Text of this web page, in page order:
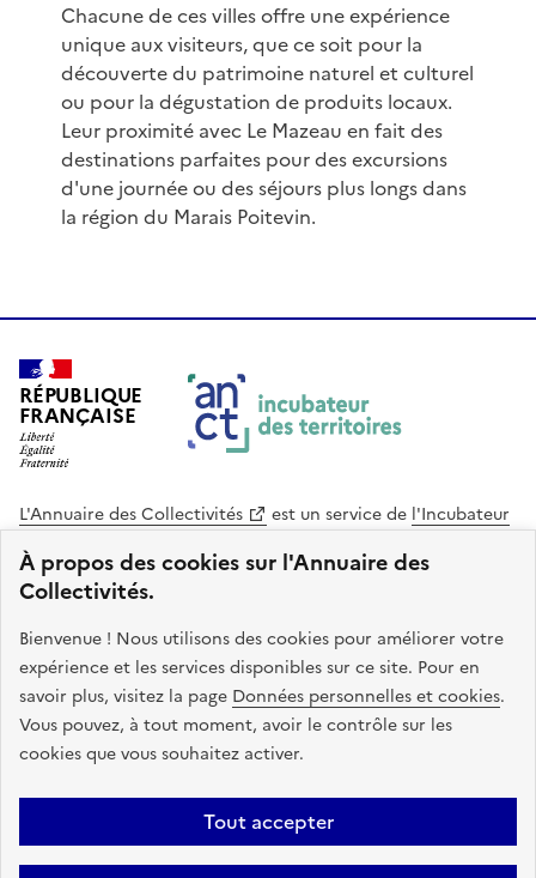
À propos des cookies sur l'Annuaire des
Collectivités.
Bienvenue ! Nous utilisons des cookies pour améliorer votre
expérience et les services disponibles sur ce site. Pour en
savoir plus, visitez la page Données personnelles et cookies.
Vous pouvez, à tout moment, avoir le contrôle sur les
cookies que vous souhaitez activer.
Tout accepter
Chacune de ces villes offre une expérience
unique aux visiteurs, que ce soit pour la
découverte du patrimoine naturel et culturel
ou pour la dégustation de produits locaux.
Leur proximité avec Le Mazeau en fait des
destinations parfaites pour des excursions
d'une journée ou des séjours plus longs dans
la région du Marais Poitevin.
RÉPUBLIQUE
FRANÇAISE
L'Annuaire des Collectivités est un service de l'Incubateur
des Territoires
Cohésion des Territoires
. Le code source de ce site web
est disponible en licence libre. Le design de ce site est conçu
avec le système de design de l’État.
legifrance.gouv.fr
info.gouv.fr
service-public.gouv.fr
data.gouv.fr
Plan du site Accessibilite : non conforme
Mentions légales
Politique de confidentialité
Gestion des cookies FAQ Kit de